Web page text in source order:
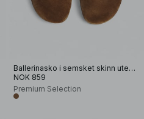
Ballerinasko i semsket skinn uten fôr
NOK 859
Premium Selection